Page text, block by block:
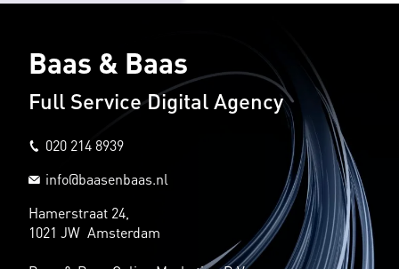
Baas & Baas
Full Service Digital Agency
020 214 8939
info@baasenbaas.nl
Hamerstraat 24,
1021 JW Amsterdam